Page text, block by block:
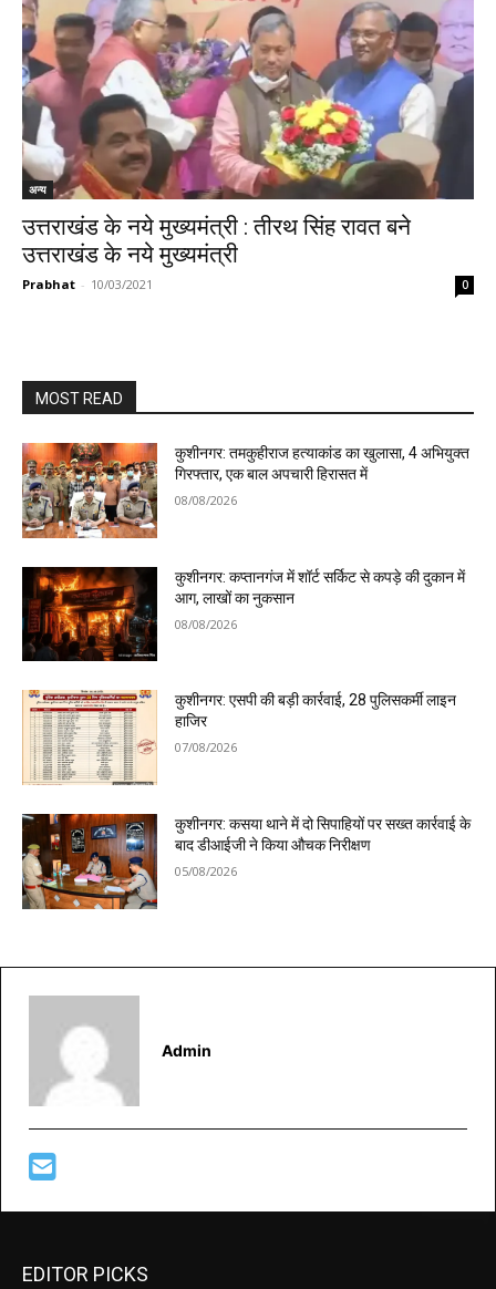
अन्य
उत्तराखंड के नये मुख्यमंत्री : तीरथ सिंह रावत बने
उत्तराखंड के नये मुख्यमंत्री
Prabhat - 10/03/2021 0
MOST READ
कुशीनगर: तमकुहीराज हत्याकांड का खुलासा, 4 अभियुक्त
गिरफ्तार, एक बाल अपचारी हिरासत में
08/08/2026
कुशीनगर: कप्तानगंज में शॉर्ट सर्किट से कपड़े की दुकान में
आग, लाखों का नुकसान
08/08/2026
कुशीनगर: एसपी की बड़ी कार्रवाई, 28 पुलिसकर्मी लाइन
हाजिर
07/08/2026
कुशीनगर: कसया थाने में दो सिपाहियों पर सख्त कार्रवाई के
बाद डीआईजी ने किया औचक निरीक्षण
05/08/2026
Admin
EDITOR PICKS